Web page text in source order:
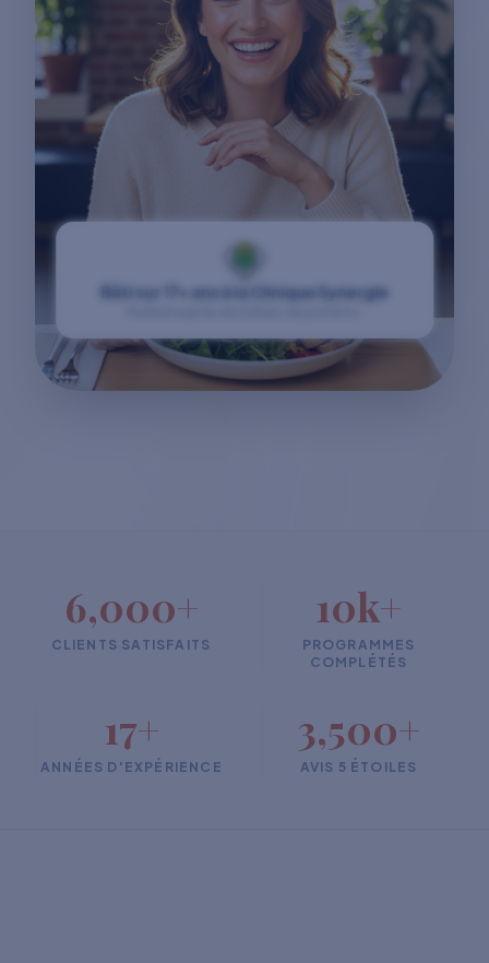
Bâti sur 17+ ans à la Clinique Synergie
6,000+
CLIENTS SATISFAITS
10k+
PROGRAMMES
COMPLÉTÉS
17+
ANNÉES D'EXPÉRIENCE
3,500+
AVIS 5 ÉTOILES